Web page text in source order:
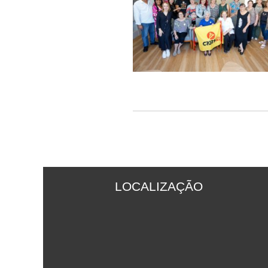
LOCALIZAÇÃO